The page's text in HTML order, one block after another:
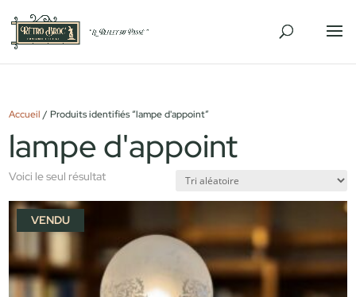
Accueil / Produits identifiés “lampe d'appoint”
lampe d'appoint
Voici le seul résultat
VENDU